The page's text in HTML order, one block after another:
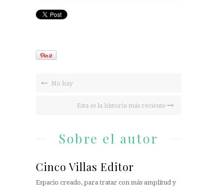
No hay
Esta es la historia más reciente
Sobre el autor
Cinco Villas Editor
Espacio creado, para tratar con más amplitud y